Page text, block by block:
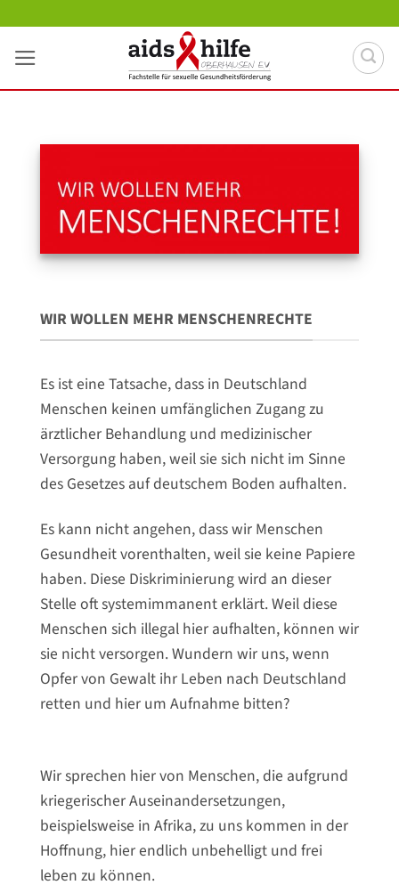
springen
WIR WOLLEN MEHR MENSCHENRECHTE
Es ist eine Tatsache, dass in Deutschland
Menschen keinen umfänglichen Zugang zu
ärztlicher Behandlung und medizinischer
Versorgung haben, weil sie sich nicht im Sinne
des Gesetzes auf deutschem Boden aufhalten.
Es kann nicht angehen, dass wir Menschen
Gesundheit vorenthalten, weil sie keine Papiere
haben. Diese Diskriminierung wird an dieser
Stelle oft systemimmanent erklärt. Weil diese
Menschen sich illegal hier aufhalten, können wir
sie nicht versorgen. Wundern wir uns, wenn
Opfer von Gewalt ihr Leben nach Deutschland
retten und hier um Aufnahme bitten?
Wir sprechen hier von Menschen, die aufgrund
kriegerischer Auseinandersetzungen,
beispielsweise in Afrika, zu uns kommen in der
Hoffnung, hier endlich unbehelligt und frei
leben zu können.